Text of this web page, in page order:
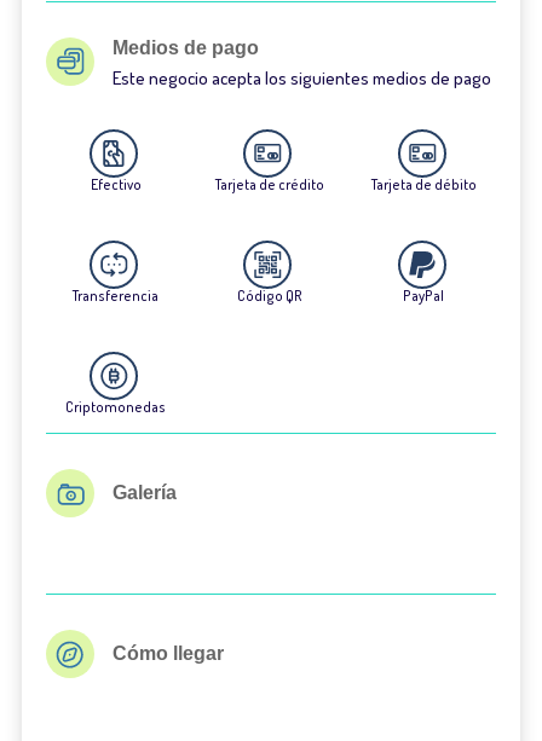
Medios de pago
Este negocio acepta los siguientes medios de pago
Efectivo Tarjeta de crédito Tarjeta de débito
Transferencia Código QR PayPal
Criptomonedas
Galería
Cómo llegar